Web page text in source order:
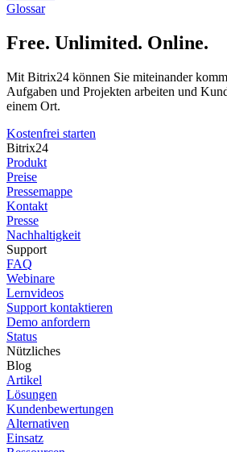
Glossar
Free. Unlimited. Online.
Mit Bitrix24 können Sie miteinander
Aufgaben und Projekten arbeiten und
einem Ort.
Kostenfrei starten
Bitrix24
Produkt
Preise
Pressemappe
Kontakt
Presse
Nachhaltigkeit
Support
FAQ
Webinare
Lernvideos
Support kontaktieren
Demo anfordern
Status
Nützliches
Blog
Artikel
Lösungen
Kundenbewertungen
Alternativen
Einsatz